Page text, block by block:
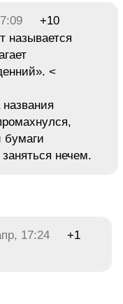
+10
называется
<
бумаги
нечем.
17:24
+1